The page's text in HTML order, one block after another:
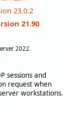
23.0.2
21.90
2022.
sessions and
request when
workstations.